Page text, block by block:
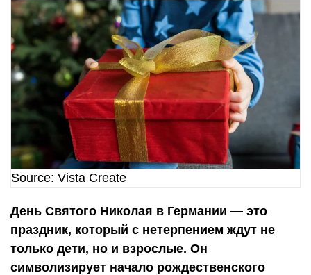
Source: Vista Create
День Святого Николая в Германии — это
праздник, который с нетерпением ждут не
только дети, но и взрослые. Он
символизирует начало рождественского